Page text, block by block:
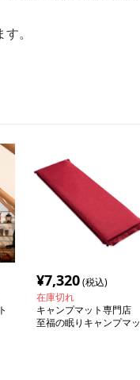
。
¥7,320(税込)
在庫切れ
キャンプマット専門店
至福の眠りキャンプマッ